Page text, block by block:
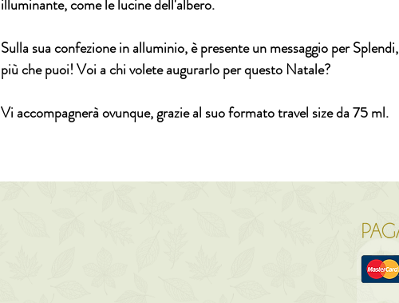
illuminante, come le lucine dell'albero.
Sulla sua confezione in alluminio, è presente un messaggio perSplendi,
più che puoi!Voi a chi volete augurarlo per questo Natale?
Vi accompagnerà ovunque, grazie al suo formato travel size da 75 ml.